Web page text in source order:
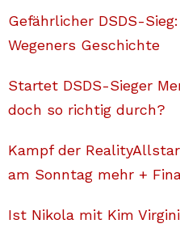
Gefährlicher DSDS-
Wegeners Geschichte
Startet DSDS-Sieger
doch so richtig durch?
Kampf der
am Sonntag mehr +
Ist Nikola mit Kim